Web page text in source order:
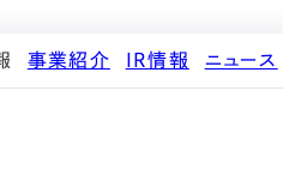
事業紹介 IR情報 ニュース